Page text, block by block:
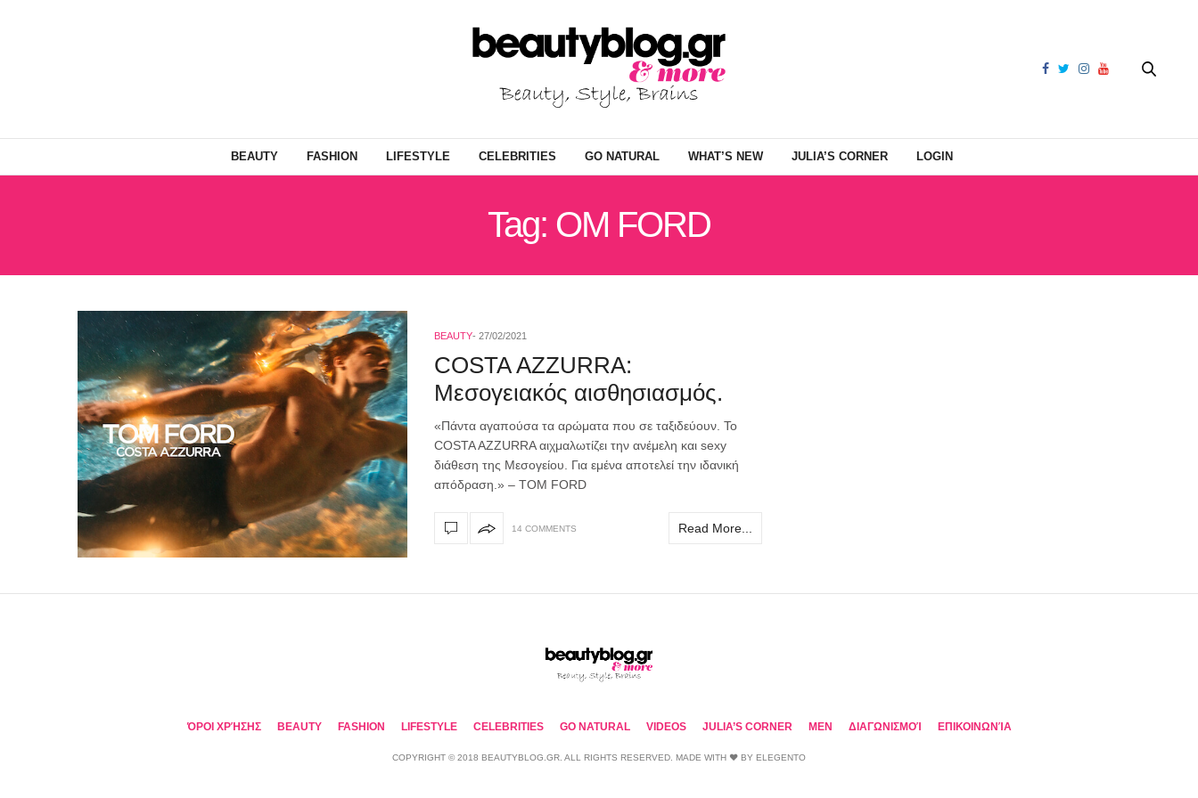
BEAUTY FASHION LIFESTYLE CELEBRITIES GO NATURAL WHAT’S NEW JULIA’S CORNER LOGIN
Tag: OM FORD
BEAUTY 27/02/2021
COSTA AZZURRA:
Μεσογειακός αισθησιασμός.
«Πάντα αγαπούσα τα αρώματα που σε ταξιδεύουν. Το
COSTA AZZURRA αιχμαλωτίζει την ανέμελη και sexy
διάθεση της Μεσογείου. Για εμένα αποτελεί την ιδανική
απόδραση.» – TOM FORD
14 COMMENTS Read More...
ΌΡΟΙ ΧΡΉΣΗΣ BEAUTY FASHION LIFESTYLE CELEBRITIES GO NATURAL VIDEOS JULIA’S CORNER MEN ΔΙΑΓΩΝΙΣΜΟΊ ΕΠΙΚΟΙΝΩΝΊΑ
COPYRIGHT © 2018 BEAUTYBLOG.GR. ALL RIGHTS RESERVED. MADE WITH ❤ BY ELEGENTO